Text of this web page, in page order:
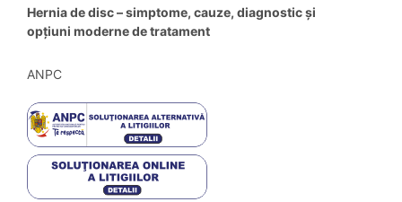
Hernia de disc – simptome, cauze, diagnostic și
opțiuni moderne de tratament
ANPC